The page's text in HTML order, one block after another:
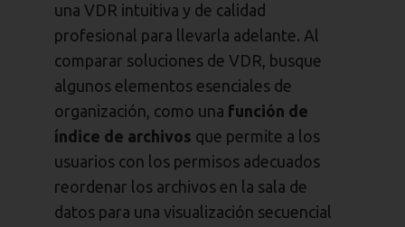
una VDR intuitiva y de calidad
profesional para llevarla adelante. Al
comparar soluciones de VDR, busque
algunos elementos esenciales de
organización, como una función de
índice de archivos que permite a los
usuarios con los permisos adecuados
reordenar los archivos en la sala de
datos para una visualización secuencial